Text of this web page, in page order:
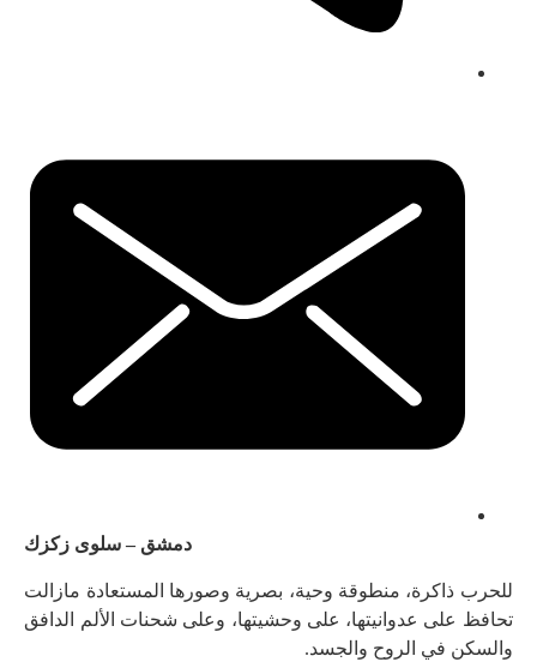
دمشق – سلوى زكزك
للحرب ذاكرة، منطوقة وحية، بصرية وصورها المستعادة مازالت
تحافظ على عدوانيتها، على وحشيتها، وعلى شحنات الألم الدافق
والسكن في الروح والجسد.